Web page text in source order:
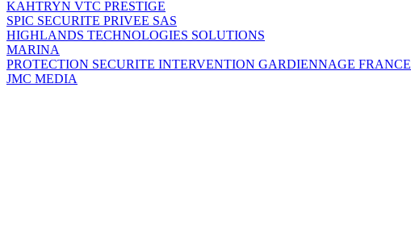
KAHTRYN VTC PRESTIGE
SPIC SECURITE PRIVEE SAS
HIGHLANDS TECHNOLOGIES SOLUTIONS
MARINA
PROTECTION SECURITE INTERVENTION GARDIENNAGE FRANCE
JMC MEDIA